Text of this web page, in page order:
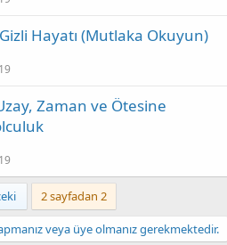
Hayatı (Mutlaka Okuyun)
Zaman ve Ötesine
2 sayfadan 2
veya üye olmanız gerekmektedir.